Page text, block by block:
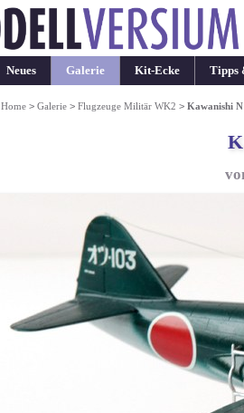
Neues Galerie Kit-Ecke Tipps
Home> Galerie> Flugzeuge Militär WK2 > Kawanishi